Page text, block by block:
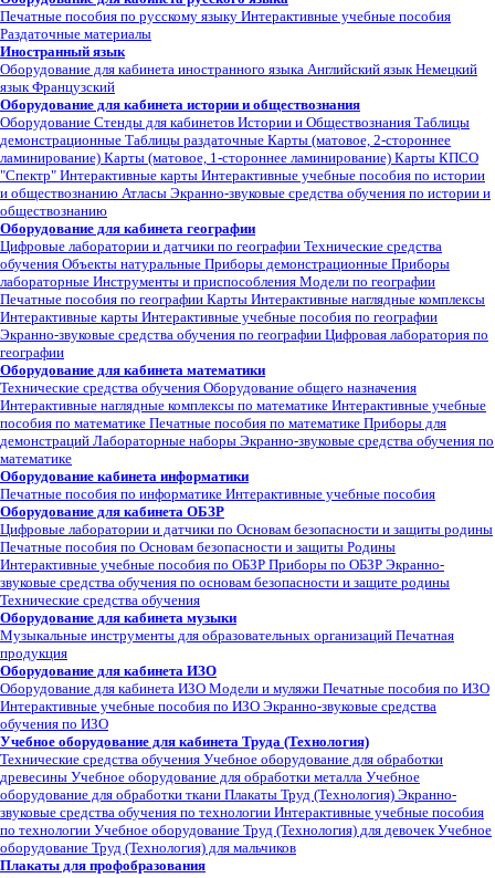
Печатные пособия по русскому языку Интерактивные учебные пособия
Раздаточные материалы
Иностранный язык
Оборудование для кабинета иностранного языка Английский язык Немецкий
язык Французский
Оборудование для кабинета истории и обществознания
Оборудование Стенды для кабинетов Истории и Обществознания Таблицы
демонстрационные Таблицы раздаточные Карты (матовое, 2-стороннее
ламинирование) Карты (матовое, 1-стороннее ламинирование) Карты КПСО
"Спектр" Интерактивные карты Интерактивные учебные пособия по истории
и обществознанию Атласы Экранно-звуковые средства обучения по истории и
обществознанию
Оборудование для кабинета географии
Цифровые лаборатории и датчики по географии Технические средства
обучения Объекты натуральные Приборы демонстрационные Приборы
лабораторные Инструменты и приспособления Модели по географии
Печатные пособия по географии Карты Интерактивные наглядные комплексы
Интерактивные карты Интерактивные учебные пособия по географии
Экранно-звуковые средства обучения по географии Цифровая лаборатория по
географии
Оборудование для кабинета математики
Технические средства обучения Оборудование общего назначения
Интерактивные наглядные комплексы по математике Интерактивные учебные
пособия по математике Печатные пособия по математике Приборы для
демонстраций Лабораторные наборы Экранно-звуковые средства обучения по
математике
Оборудование кабинета информатики
Печатные пособия по информатике Интерактивные учебные пособия
Оборудование для кабинета ОБЗР
Цифровые лаборатории и датчики по Основам безопасности и защиты родины
Печатные пособия по Основам безопасности и защиты Родины
Интерактивные учебные пособия по ОБЗР Приборы по ОБЗР Экранно-
звуковые средства обучения по основам безопасности и защите родины
Технические средства обучения
Оборудование для кабинета музыки
Музыкальные инструменты для образовательных организаций Печатная
продукция
Оборудование для кабинета ИЗО
Оборудование для кабинета ИЗО Модели и муляжи Печатные пособия по ИЗО
Интерактивные учебные пособия по ИЗО Экранно-звуковые средства
обучения по ИЗО
Учебное оборудование для кабинета Труда (Технология)
Технические средства обучения Учебное оборудование для обработки
древесины Учебное оборудование для обработки металла Учебное
оборудование для обработки ткани Плакаты Труд (Технология) Экранно-
звуковые средства обучения по технологии Интерактивные учебные пособия
по технологии Учебное оборудование Труд (Технология) для девочек Учебное
оборудование Труд (Технология) для мальчиков
Плакаты для профобразования